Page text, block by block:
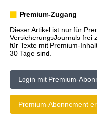
Premium-Zugang
Dieser Artikel ist nur für
VersicherungsJournals frei
für Texte mit Premium-
30 Tage sind.
Login mit Premium-
Premium-Abonnement